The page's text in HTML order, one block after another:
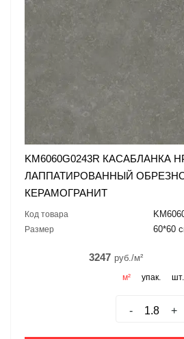
KM6060G0243R КАСАБЛАНКА
ЛАППАТИРОВАННЫЙ
КЕРАМОГРАНИТ
Код товара
Размер 60*60
3247 руб./м²
м² упак. шт.
- +